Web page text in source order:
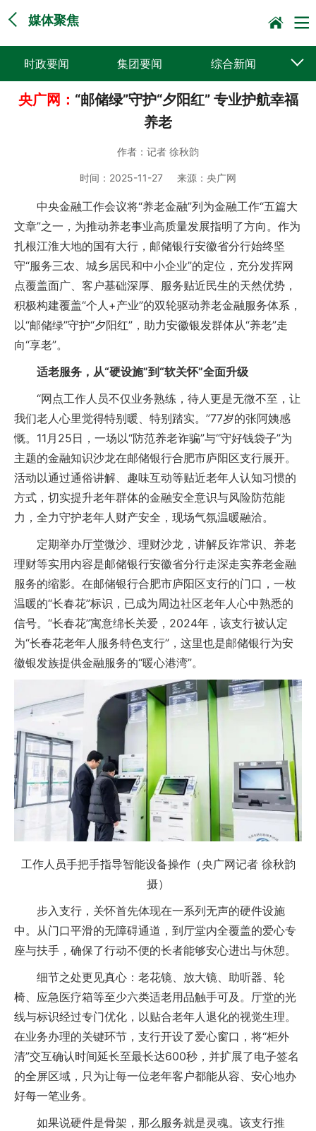
媒体聚焦
时政要闻 集团要闻 综合新闻
媒体聚焦 党建动态 普遍服务
央广网： “邮储绿”守护“夕阳红” 专业护航幸福
养老
作者： 记者 徐秋韵
时间： 2025-11-27 来源： 央广网
中央金融工作会议将“养老金融”列为金融工作“五篇大
文章”之一，为推动养老事业高质量发展指明了方向。作为
扎根江淮大地的国有大行，邮储银行安徽省分行始终坚
守“服务三农、城乡居民和中小企业”的定位，充分发挥网
点覆盖面广、客户基础深厚、服务贴近民生的天然优势，
积极构建覆盖“个人+产业”的双轮驱动养老金融服务体系，
以“邮储绿”守护“夕阳红”，助力安徽银发群体从“养老”走
向“享老”。
适老服务，从“硬设施”到“软关怀”全面升级
“网点工作人员不仅业务熟练，待人更是无微不至，让
我们老人心里觉得特别暖、特别踏实。”77岁的张阿姨感
慨。11月25日，一场以“防范养老诈骗”与“守好钱袋子”为
主题的金融知识沙龙在邮储银行合肥市庐阳区支行展开。
活动以通过通俗讲解、趣味互动等贴近老年人认知习惯的
方式，切实提升老年群体的金融安全意识与风险防范能
力，全力守护老年人财产安全，现场气氛温暖融洽。
定期举办厅堂微沙、理财沙龙，讲解反诈常识、养老
理财等实用内容是邮储银行安徽省分行走深走实养老金融
服务的缩影。在邮储银行合肥市庐阳区支行的门口，一枚
温暖的“长春花”标识，已成为周边社区老年人心中熟悉的
信号。“长春花”寓意绵长关爱，2024年，该支行被认定
为“长春花老年人服务特色支行”，这里也是邮储银行为安
徽银发族提供金融服务的“暖心港湾”。
工作人员手把手指导智能设备操作（央广网记者 徐秋韵
摄）
步入支行，关怀首先体现在一系列无声的硬件设施
中。从门口平滑的无障碍通道，到厅堂内全覆盖的爱心专
座与扶手，确保了行动不便的长者能够安心进出与休憩。
细节之处更见真心：老花镜、放大镜、助听器、轮
椅、应急医疗箱等至少六类适老用品触手可及。厅堂的光
线与标识经过专门优化，以贴合老年人退化的视觉生理。
在业务办理的关键环节，支行开设了爱心窗口，将“柜外
清”交互确认时间延长至最长达600秒，并扩展了电子签名
的全屏区域，只为让每一位老年客户都能从容、安心地办
好每一笔业务。
如果说硬件是骨架，那么服务就是灵魂。该支行推